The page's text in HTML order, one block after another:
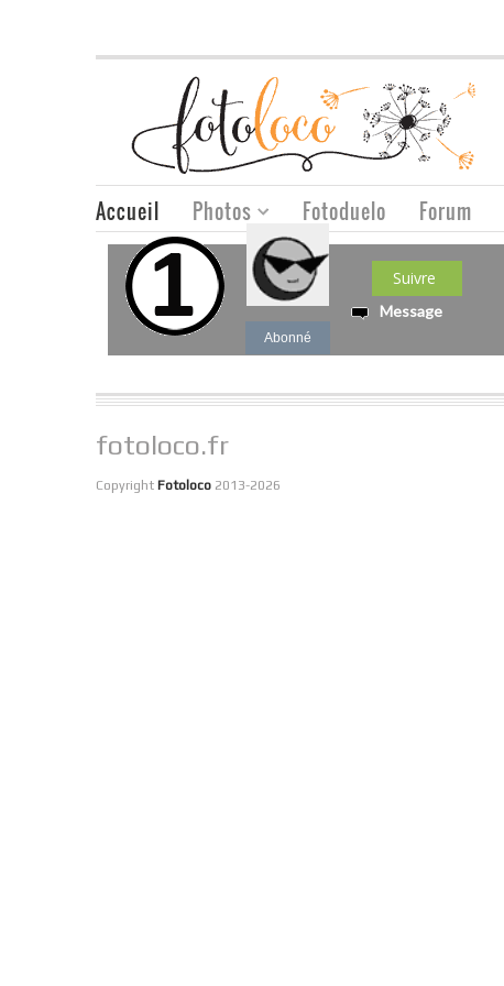
Accueil Photos Fotoduelo Forum
Suivre
Abonné
Message
fotoloco.fr
Copyright Fotoloco2013-2026